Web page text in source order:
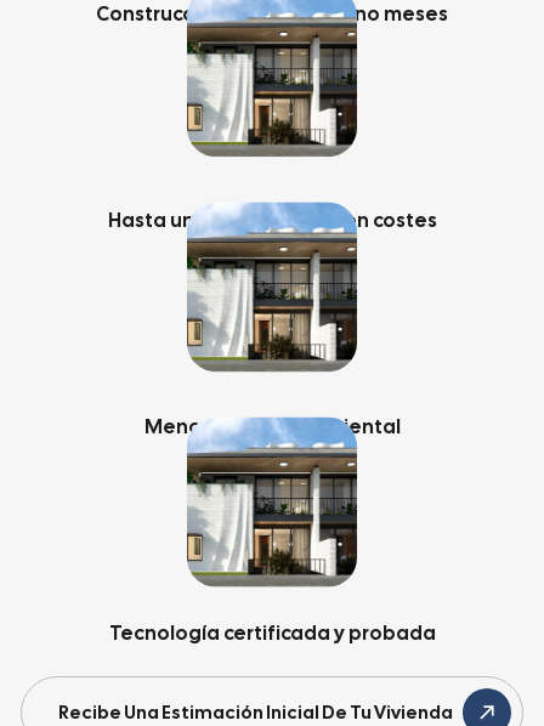
Construcción en semanas, no meses
Hasta un 30% de ahorro en costes
Menor impacto ambiental
Tecnología certificada y probada
Recibe Una Estimación Inicial De Tu Vivienda